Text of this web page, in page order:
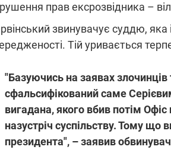
прав ексрозвідника –
звинувачує суддю, яка
Тій уривається
"Базуючись на заявах злочинців
сфальсифікований саме
вигадана, якого вбив потім
назустріч суспільству. Тому що
президента", – заявив